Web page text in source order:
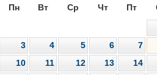
Пн Вт Ср Чт Пт
3
4 5 6 7
10
11 12 13 14